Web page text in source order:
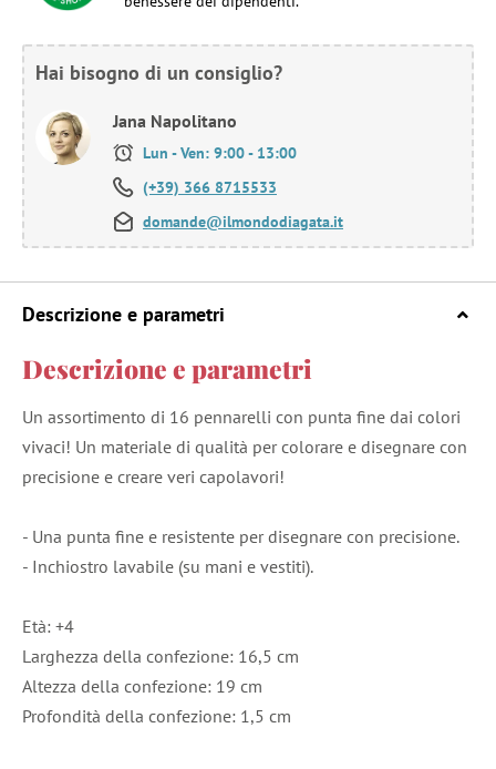
Hai bisogno di un consiglio?
Jana Napolitano
Lun - Ven: 9:00 - 13:00
(+39) 366 8715533
domande@ilmondodiagata.it
Descrizione e parametri
Descrizione e parametri
Un assortimento di 16 pennarelli con punta fine dai colori
vivaci! Un materiale di qualità per colorare e disegnare con
precisione e creare veri capolavori!
- Una punta fine e resistente per disegnare con precisione.
- Inchiostro lavabile (su mani e vestiti).
Età: +4
Larghezza della confezione: 16,5 cm
Altezza della confezione: 19 cm
Profondità della confezione: 1,5 cm